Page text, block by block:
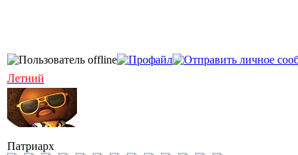
Летний
Патриарх